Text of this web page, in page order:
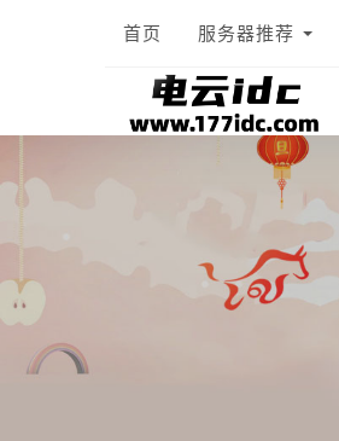
首页 服务器推荐